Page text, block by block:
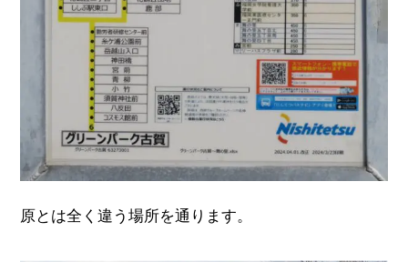
原とは全く違う場所を通ります。